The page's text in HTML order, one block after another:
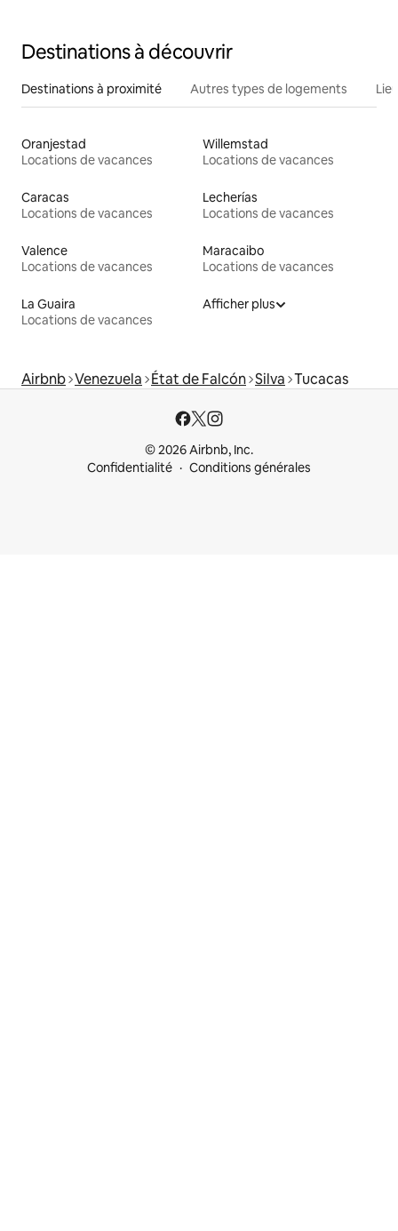
Destinations à découvrir
Destinations à proximité Autres types de logements
Oranjestad
Locations de vacances
Willemstad
Locations de vacances
Caracas
Locations de vacances
Lecherías
Locations de vacances
Valence
Locations de vacances
Maracaibo
Locations de vacances
La Guaira
Locations de vacances
Afficher plus
Airbnb Venezuela État de Falcón Silva Tucacas
© 2026 Airbnb, Inc.
Confidentialité
Conditions générales